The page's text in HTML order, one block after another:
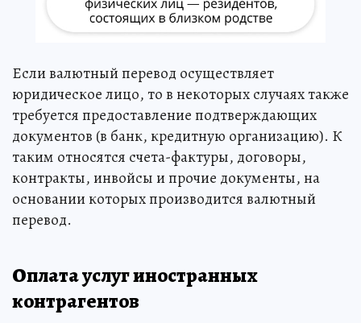
Если валютный перевод осуществляет
юридическое лицо, то в некоторых случаях также
требуется предоставление подтверждающих
документов (в банк, кредитную организацию). К
таким относятся счета-фактуры, договоры,
контракты, инвойсы и прочие документы, на
основании которых производится валютный
перевод.
Оплата услуг иностранных
контрагентов